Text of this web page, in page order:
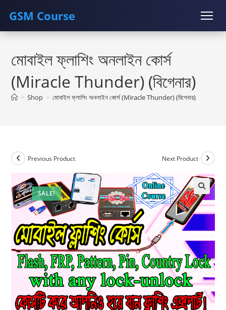
GSM Course
Skip
contentমোবাইল ফ্লাশিং অনলাইন কোর্স
(Miracle Thunder) (বিগেনার)
> Shop > মোবাইল ফ্লাশিং অনলাইন কোর্স (Miracle Thunder) (বিগেনার)
SALE!
Previous Product Next Product